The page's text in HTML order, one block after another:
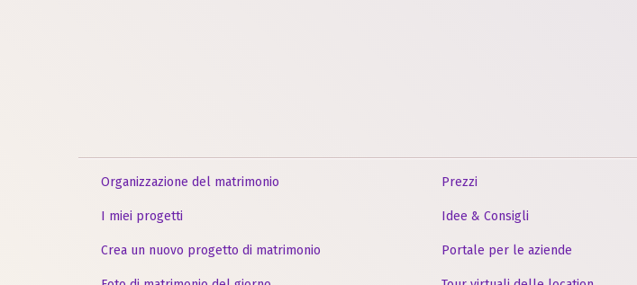
Organizzazione del matrimonio
I miei progetti
Crea un nuovo progetto di matrimonio
Prezzi
Idee & Consigli
Portale per le aziende